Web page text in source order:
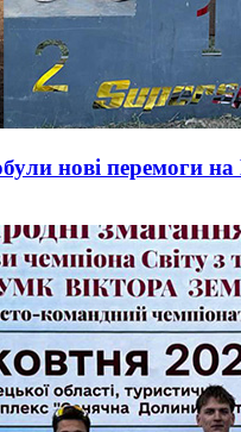
нові перемоги на